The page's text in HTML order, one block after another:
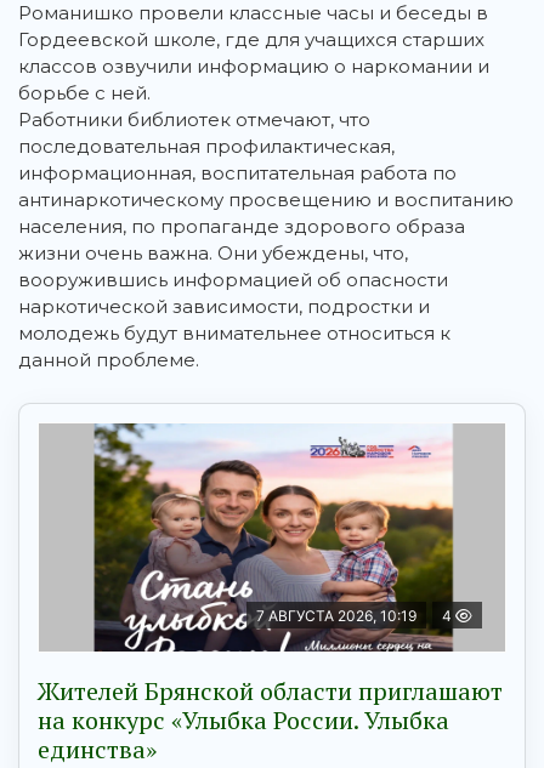
Романишко провели классные часы и беседы в
Гордеевской школе, где для учащихся старших
классов озвучили информацию о наркомании и
борьбе с ней.
Работники библиотек отмечают, что
последовательная профилактическая,
информационная, воспитательная работа по
антинаркотическому просвещению и воспитанию
населения, по пропаганде здорового образа
жизни очень важна. Они убеждены, что,
вооружившись информацией об опасности
наркотической зависимости, подростки и
молодежь будут внимательнее относиться к
данной проблеме.
7 АВГУСТА 2026, 10:19 4
Жителей Брянской области приглашают
на конкурс «Улыбка России. Улыбка
единства»